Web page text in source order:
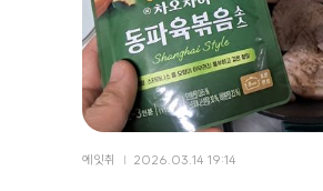
에잇취 2026.03.14 19:14